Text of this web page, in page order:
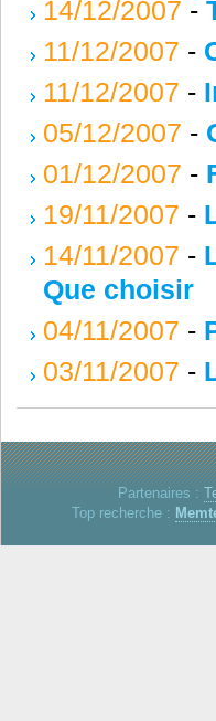
14/12/2007 -
11/12/2007 -
11/12/2007 -
05/12/2007 -
01/12/2007 -
19/11/2007 -
14/11/2007 -
Que choisir
04/11/2007 -
03/11/2007 -
Partenaires :
Top recherche :